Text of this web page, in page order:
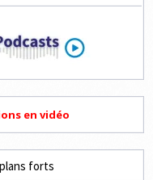
en vidéo
forts